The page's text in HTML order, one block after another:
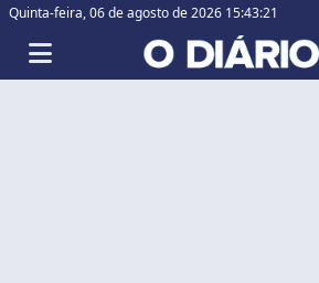
Quinta-feira,06 de agosto de 2026 15:43:22